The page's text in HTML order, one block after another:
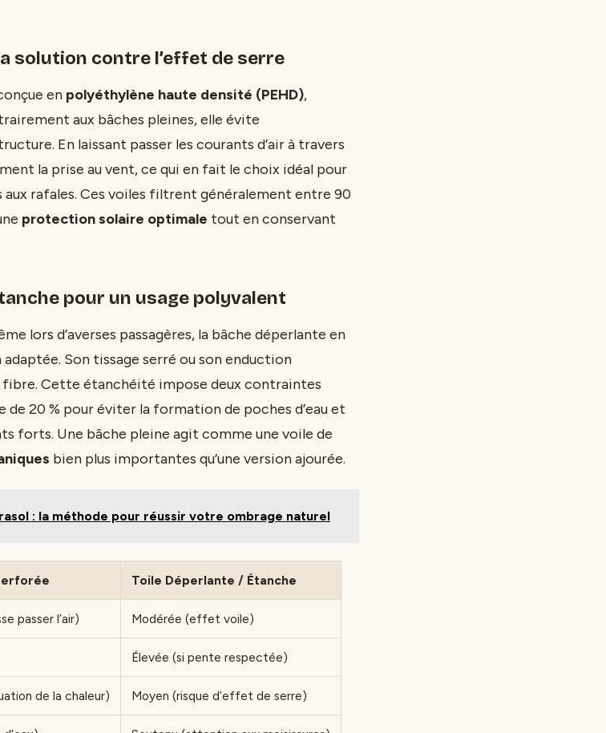
solution contre l’effet de serre
en polyéthylène haute densité (PEHD),
aux bâches pleines, elle évite
En laissant passer les courants d’air à travers
la prise au vent, ce qui en fait le choix idéal pour
aux rafales. Ces voiles filtrent généralement entre 90
protection solaire optimale tout en conservant
pour un usage polyvalent
lors d’averses passagères, la bâche déperlante en
Son tissage serré ou son enduction
fibre. Cette étanchéité impose deux contraintes
de 20 % pour éviter la formation de poches d’eau et
forts. Une bâche pleine agit comme une voile de
bien plus importantes qu’une version ajourée.
: la méthode pour réussir votre ombrage naturel
Toile Déperlante / Étanche
passer l’air) Modérée (effet voile)
Élevée (si pente respectée)
de la chaleur) Moyen (risque d’effet de serre)